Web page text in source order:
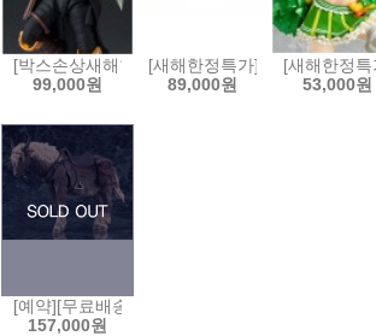
[박스손상새해한정특가]S.H.Figuarts 스타워즈
99,000원
[새해한정특가]MAFEX 마펙
89,000원
[새해한정
53,000원
[예약][무료배송]figma 피그마 엘든링 - 영마 토
157,000원